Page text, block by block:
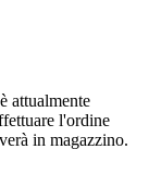
attualmente
l'ordine
in magazzino.